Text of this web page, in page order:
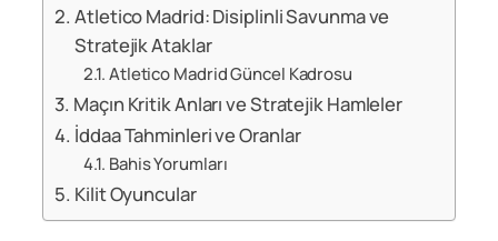
Atletico Madrid: Disiplinli Savunma ve
Stratejik Ataklar
Atletico Madrid Güncel Kadrosu
Maçın Kritik Anları ve Stratejik Hamleler
İddaa Tahminleri ve Oranlar
Bahis Yorumları
Kilit Oyuncular